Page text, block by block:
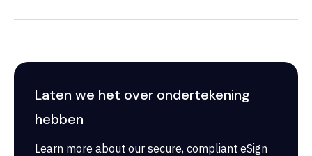
Laten we het over ondertekening
hebben
Learn more about our secure, compliant eSign